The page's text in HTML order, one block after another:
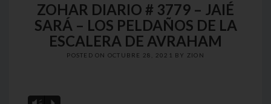
ZOHAR DIARIO # 3779 – JAIÉ
SARÁ – LOS PELDAÑOS DE LA
ESCALERA DE AVRAHAM
POSTED ON OCTUBRE 28, 2021 BY ZION